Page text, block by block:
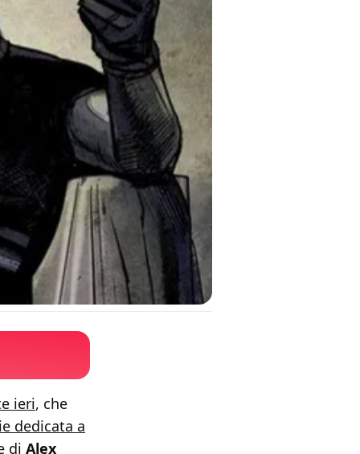
ieri, che
dedicata a
di Alex